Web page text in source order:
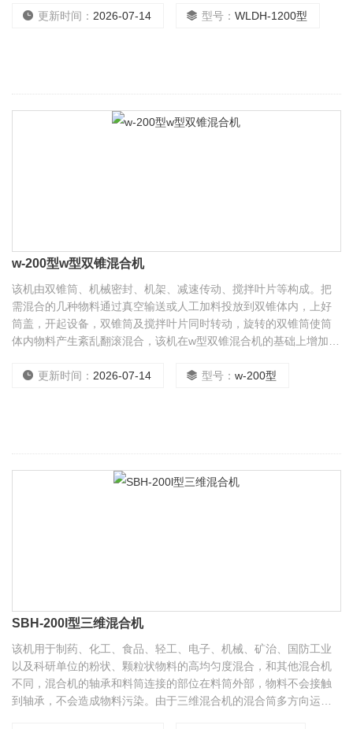
批可装料10-12000公斤，每批通常混合时间为6-30分钟（可调）。
更新时间： 2026-07-14 型号：WLDH-1200型
w-200型w型双锥混合机
该机由双锥筒、机械密封、机架、减速传动、搅拌叶片等构成。把
需混合的几种物料通过真空输送或人工加料投放到双锥体内，上好
筒盖，开起设备，双锥筒及搅拌叶片同时转动，旋转的双锥筒使筒
体内物料产生紊乱翻滚混合，该机在w型双锥混合机的基础上增加了
混合。工作过程*，无沉积，可使混合的物料快速达到均匀*每次可混
更新时间： 2026-07-14 型号：w-200型
SBH-200l型三维混合机
该机用于制药、化工、食品、轻工、电子、机械、矿治、国防工业
以及科研单位的粉状、颗粒状物料的高均匀度混合，和其他混合机
不同，混合机的轴承和料筒连接的部位在料筒外部，物料不会接触
到轴承，不会造成物料污染。由于三维混合机的混合筒多方向运